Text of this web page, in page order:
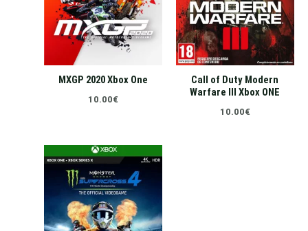
MXGP 2020 Xbox One
10.00€
Call of Duty Modern
Warfare III Xbox ONE
10.00€